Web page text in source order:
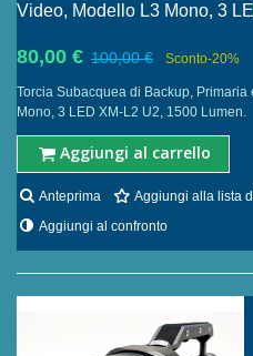
Video, Modello L3 Mono, 3
80,00 € 100,00 € Sconto-20%
Torcia Subacquea di Backup,
Mono, 3 LED XM-L2 U2, 1500 Lumen.
Aggiungi al carrello
Anteprima Aggiungi alla lista
Aggiungi al confronto